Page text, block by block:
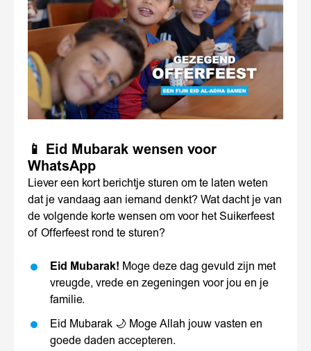
📱 Eid Mubarak wensen voor
WhatsApp
Liever een kort berichtje sturen om te laten weten
dat je vandaag aan iemand denkt? Wat dacht je van
de volgende korte wensen om voor het Suikerfeest
of Offerfeest rond te sturen?
Eid Mubarak! Moge deze dag gevuld zijn met
vreugde, vrede en zegeningen voor jou en je
familie.
Eid Mubarak 🌙 Moge Allah jouw vasten en
goede daden accepteren.